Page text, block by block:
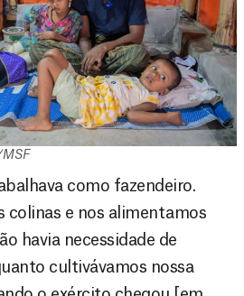
como fazendeiro.
colinas e nos alimentamos
havia necessidade de
cultivávamos nossa